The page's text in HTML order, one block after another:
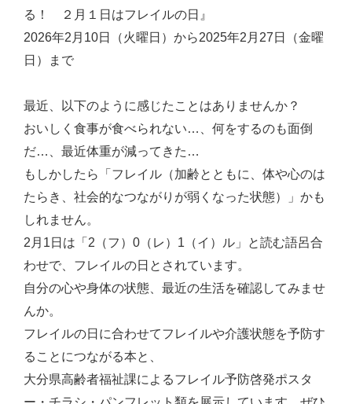
る！ ２月１日はフレイルの日』
2026年2月10日（火曜日）から2025年2月27日（金曜
日）まで
最近、以下のように感じたことはありませんか？
おいしく食事が食べられない…、何をするのも面倒
だ…、最近体重が減ってきた…
もしかしたら「フレイル（加齢とともに、体や心のは
たらき、社会的なつながりが弱くなった状態）」かも
しれません。
2月1日は「2（フ）0（レ）1（イ）ル」と読む語呂合
わせで、フレイルの日とされています。
自分の心や身体の状態、最近の生活を確認してみませ
んか。
フレイルの日に合わせてフレイルや介護状態を予防す
ることにつながる本と、
大分県高齢者福祉課によるフレイル予防啓発ポスタ